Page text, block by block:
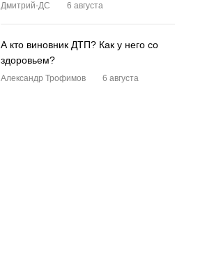
Дмитрий-ДС 6 августа
А кто виновник ДТП? Как у него со
здоровьем?
Александр Трофимов 6 августа